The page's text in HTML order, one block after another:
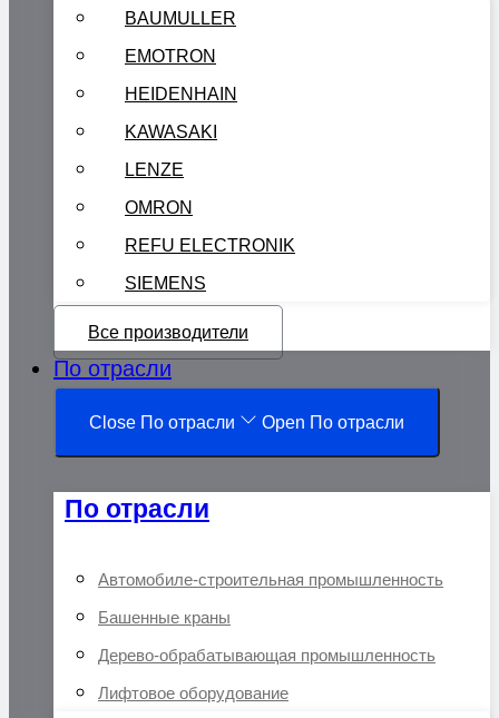
BAUMULLER
EMOTRON
HEIDENHAIN
KAWASAKI
LENZE
OMRON
REFU ELECTRONIK
SIEMENS
Все производители
По отрасли
Close По отрасли Open По отрасли
По отрасли
Автомобиле-строительная промышленность
Башенные краны
Дерево-обрабатывающая промышленность
Лифтовое оборудование